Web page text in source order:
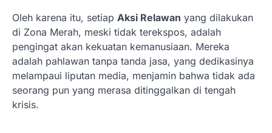
Oleh karena itu, setiap Aksi Relawan yang dilakukan
di Zona Merah, meski tidak terekspos, adalah
pengingat akan kekuatan kemanusiaan. Mereka
adalah pahlawan tanpa tanda jasa, yang dedikasinya
melampaui liputan media, menjamin bahwa tidak ada
seorang pun yang merasa ditinggalkan di tengah
krisis.